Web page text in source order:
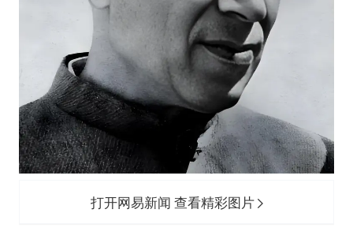
打开网易新闻 查看精彩图片